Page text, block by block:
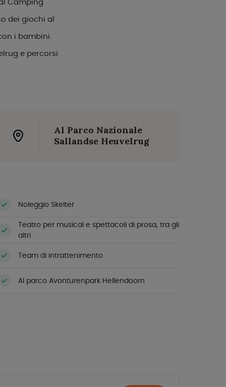
dei giochi al
i bambini.
e percorsi
Al Parco Nazionale
Sallandse Heuvelrug
Noleggio Skelter
Teatro per musical e spettacoli di prosa, tra gli
altri
Team di intrattenimento
Al parco Avonturenpark Hellendoorn